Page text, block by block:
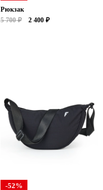
Рюкзак
5 700 ₽
2 400 ₽
-52%